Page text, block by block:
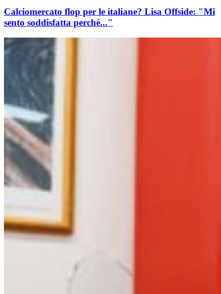
Calciomercato flop per le italiane? Lisa Offside: "Mi
sento soddisfatta perché..."